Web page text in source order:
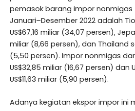
pemasok barang impor nonmigas
Januari–Desember 2022 adalah
US$67,16 miliar (34,07 persen),
miliar (8,66 persen), dan Thailand
(5,50 persen). Impor nonmigas dari
US$32,85 miliar (16,67 persen) dan
US$11,63 miliar (5,90 persen).
Adanya kegiatan ekspor impor ini